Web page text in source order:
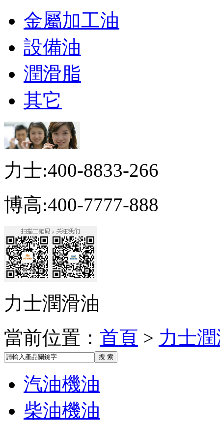
金屬加工油
設備油
潤滑脂
其它
力士:400-8833-266
博高:400-7777-888
力士潤滑油
當前位置： 首頁 > 力士
汽油機油
柴油機油